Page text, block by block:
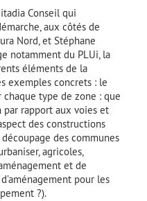
Conseil qui
aux côtés de
Nord, et Stéphane
notamment du PLUi, la
éléments de la
exemples concrets : le
type de zone : que
rapport aux voies et
des constructions
des communes
agricoles,
et de
pour les
?).